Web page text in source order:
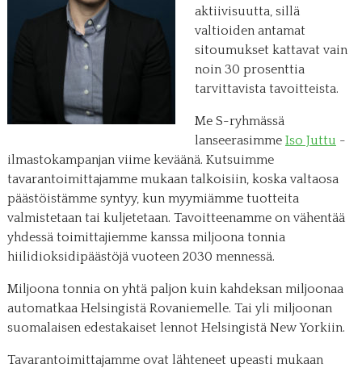
aktiivisuutta, sillä
valtioiden antamat
sitoumukset kattavat vain
noin 30 prosenttia
tarvittavista tavoitteista.
Me S-ryhmässä
lanseerasimme Iso Juttu -
ilmastokampanjan viime keväänä. Kutsuimme
tavarantoimittajamme mukaan talkoisiin, koska valtaosa
päästöistämme syntyy, kun myymiämme tuotteita
valmistetaan tai kuljetetaan. Tavoitteenamme on vähentää
yhdessä toimittajiemme kanssa miljoona tonnia
hiilidioksidipäästöjä vuoteen 2030 mennessä.
Miljoona tonnia on yhtä paljon kuin kahdeksan miljoonaa
automatkaa Helsingistä Rovaniemelle. Tai yli miljoonan
suomalaisen edestakaiset lennot Helsingistä New Yorkiin.
Tavarantoimittajamme ovat lähteneet upeasti mukaan